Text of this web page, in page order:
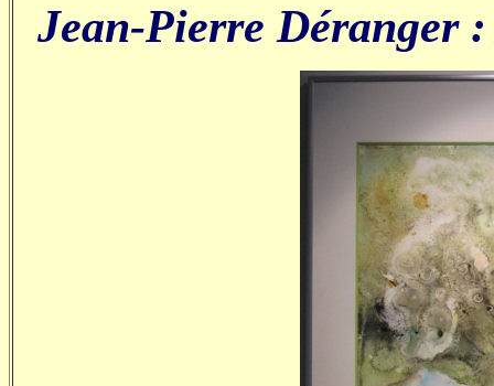
Jean-Pierre Déranger